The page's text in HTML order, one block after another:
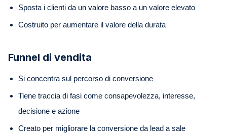
Sposta i clienti da un valore basso a un valore elevato
Costruito per aumentare il valore della durata
Funnel di vendita
Si concentra sul percorso di conversione
Tiene traccia di fasi come consapevolezza, interesse,
decisione e azione
Creato per migliorare la conversione da lead a sale